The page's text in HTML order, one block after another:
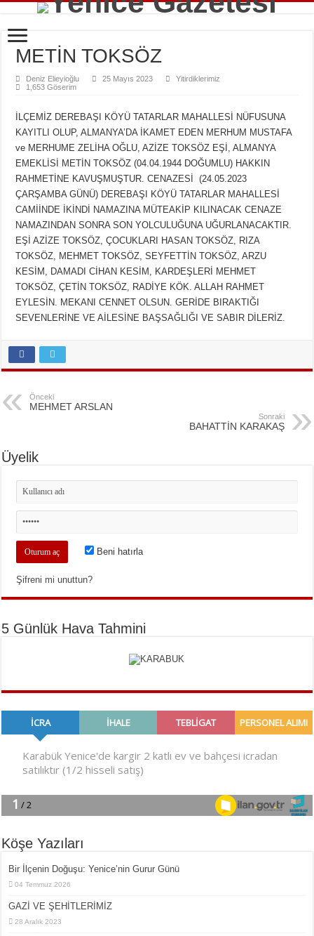
METİN TOKSÖZ
Deniz Elieyioğlu 25 Mayıs 2023
Yitirdiklerimiz
1,653 Göserim
İLÇEMİZ DEREBAŞI KÖYÜ TATARLAR MAHALLESİ NÜFUSUNA
KAYITLI OLUP, ALMANYA’DA İKAMET EDEN MERHUM MUSTAFA
ve MERHUME ZELİHA OĞLU, AZİZE TOKSÖZ EŞİ, ALMANYA
EMEKLİSİ METİN TOKSÖZ (04.04.1944 DOĞUMLU) HAKKIN
RAHMETİNE KAVUŞMUŞTUR. CENAZESİ (24.05.2023
ÇARŞAMBA GÜNÜ) DEREBAŞI KÖYÜ TATARLAR MAHALLESİ
CAMİİNDE İKİNDİ NAMAZINA MÜTEAKİP KILINACAK CENAZE
NAMAZINDAN SONRA SON YOLCULUĞUNA UĞURLANACAKTIR.
EŞİ AZİZE TOKSÖZ, ÇOCUKLARI HASAN TOKSÖZ, RIZA
TOKSÖZ, MEHMET TOKSÖZ, SEYFETTİN TOKSÖZ, ARZU
KESİM, DAMADI CİHAN KESİM, KARDEŞLERİ MEHMET
TOKSÖZ, ÇETİN TOKSÖZ, RADİYE KÖK. ALLAH RAHMET
EYLESİN. MEKANI CENNET OLSUN. GERİDE BIRAKTIĞI
SEVENLERİNE VE AİLESİNE BAŞSAĞLIĞI VE SABIR DİLERİZ.
Önceki
MEHMET ARSLAN
Sonraki
BAHATTİN KARAKAŞ
Üyelik
Beni hatırla
Şifreni mi unuttun?
5 Günlük Hava Tahmini
Köşe Yazıları
Bir İlçe­nin Do­ğu­şu: Ye­ni­ce’nin Gurur Günü
04 Temmuz 2026
GAZİ VE ŞEHİTLERİMİZ
28 Aralık 2023